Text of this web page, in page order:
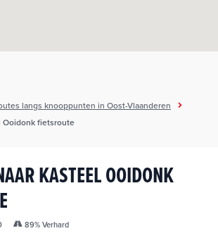
KASTEEL OOIDONK
89% Verhard
langs knooppunten in Oost-Vlaanderen
Ooidonk fietsroute